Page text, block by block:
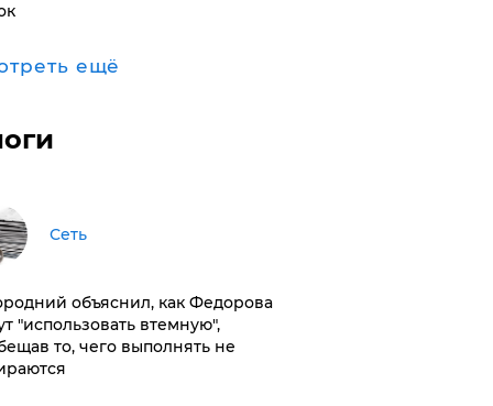
ещё
Сеть
объяснил, как Федорова
"использовать втемную",
то, чего выполнять не